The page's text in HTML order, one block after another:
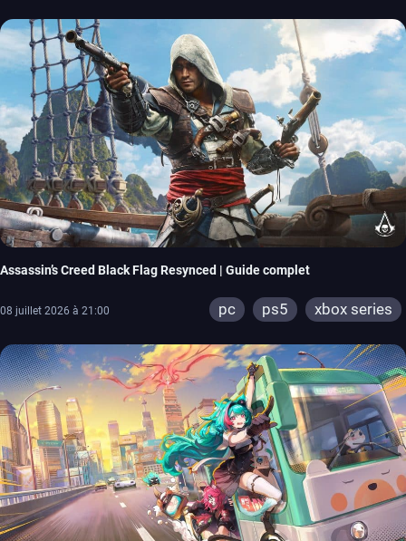
Assassin’s Creed Black Flag Resynced | Guide complet
08 juillet 2026 à 21:00 pc ps5 xbox series